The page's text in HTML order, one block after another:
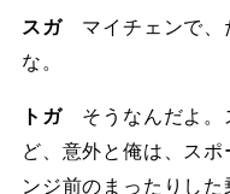
スガ マイチェンで
な。
トガ そうなんだよ
ど、意外と俺は、ス
ンジ前のまったりし